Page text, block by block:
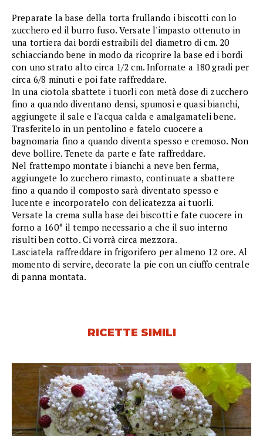
Preparate la base della torta frullando i biscotti con lo
zucchero ed il burro fuso. Versate l'impasto ottenuto in
una tortiera dai bordi estraibili del diametro di cm. 20
schiacciando bene in modo da ricoprire la base ed i bordi
con uno strato alto circa 1/2 cm. Infornate a 180 gradi per
circa 6/8 minuti e poi fate raffreddare.
In una ciotola sbattete i tuorli con metà dose di zucchero
fino a quando diventano densi, spumosi e quasi bianchi,
aggiungete il sale e l'acqua calda e amalgamateli bene.
Trasferitelo in un pentolino e fatelo cuocere a
bagnomaria fino a quando diventa spesso e cremoso. Non
deve bollire. Tenete da parte e fate raffreddare.
Nel frattempo montate i bianchi a neve ben ferma,
aggiungete lo zucchero rimasto, continuate a sbattere
fino a quando il composto sarà diventato spesso e
lucente e incorporatelo con delicatezza ai tuorli.
Versate la crema sulla base dei biscotti e fate cuocere in
forno a 160° il tempo necessario a che il suo interno
risulti ben cotto. Ci vorrà circa mezzora.
Lasciatela raffreddare in frigorifero per almeno 12 ore. Al
momento di servire, decorate la pie con un ciuffo centrale
di panna montata.
RICETTE SIMILI